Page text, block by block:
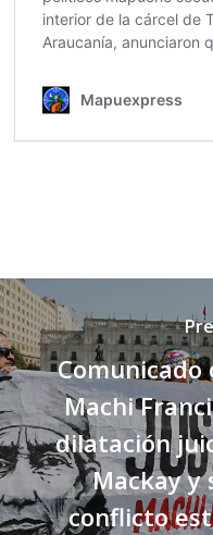
Machi
dilatación
Mackay
conflicto